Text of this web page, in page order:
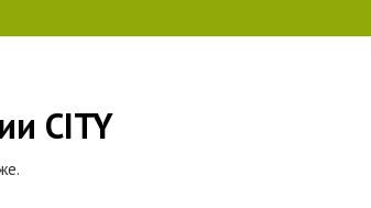
CITY